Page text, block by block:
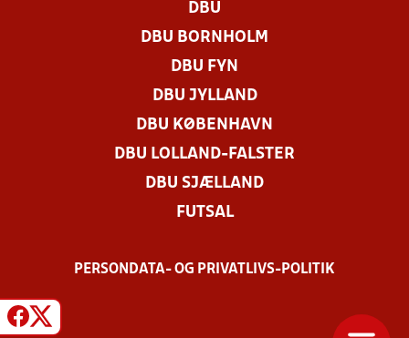
DBU
DBU BORNHOLM
DBU FYN
DBU JYLLAND
DBU KØBENHAVN
DBU LOLLAND-FALSTER
DBU SJÆLLAND
FUTSAL
PERSONDATA- OG PRIVATLIVS-POLITIK